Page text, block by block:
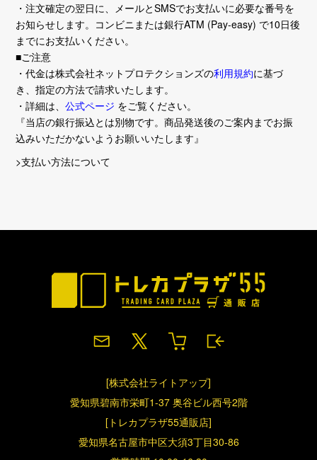
・注文確定の翌日に、メールとSMSでお支払いに必要な番号を
お知らせします。コンビニまたは銀行ATM (Pay-easy) で10日後
までにお支払いください。
■ご注意
・代金は株式会社ネットプロテクションズの利用規約に基づ
き、指定の方法で請求いたします。
・詳細は、公式ページ をご覧ください。
『当店の銀行振込とは別物です。商品発送後のご案内までお振
込みいただかないようお願いいたします』
>支払い方法について
[株式会社ライトアップ]
愛知県碧南市栄町1-37 奥谷ビル西号2階
[トレカプラザ55通販店]
愛知県名古屋市中区大須3丁目30-86